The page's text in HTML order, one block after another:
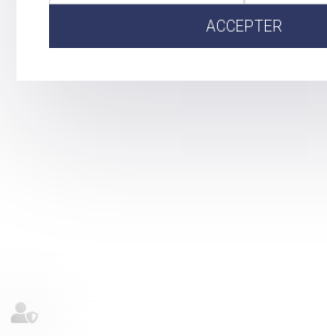
ACCEPTER